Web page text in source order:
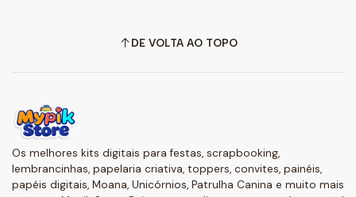
DE VOLTA AO TOPO
Os melhores kits digitais para festas, scrapbooking,
lembrancinhas, papelaria criativa, toppers, convites, painéis,
papéis digitais, Moana, Unicórnios, Patrulha Canina e muito mais